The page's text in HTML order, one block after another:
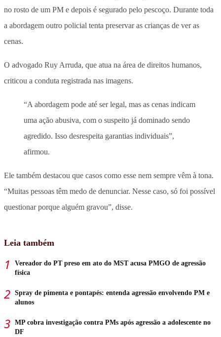
no rosto de um PM e depois é segurado pelo pescoço. Durante toda
a abordagem outro policial tenta preservar as crianças de ver as
cenas.
O advogado Ruy Arruda, que atua na área de direitos humanos,
criticou a conduta registrada nas imagens.
“A abordagem pode até ser legal, mas as cenas indicam
uma ação abusiva, com o suspeito já dominado sendo
agredido. Isso desrespeita garantias individuais”,
afirmou.
Ele também destacou que casos como esse nem sempre vêm à tona.
“Muitas pessoas têm medo de denunciar. Nesse caso, só foi possível
questionar porque alguém gravou”, disse.
Leia também
Vereador do PT preso em ato do MST acusa PMGO de agressão
física
Spray de pimenta e pontapés: entenda agressão envolvendo PM e
alunos
MP cobra investigação contra PMs após agressão a adolescente no
DF